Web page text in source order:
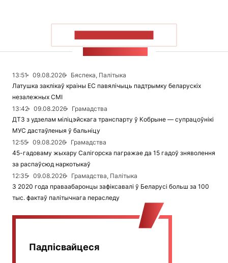
13:51 09.08.2026
Бяспека, Палітыка
Латушка заклікаў краіны ЕС павялічыць падтрымку беларускіх
незалежных СМІ
13:42
09.08.2026
Грамадства
ДТЗ з удзелам міліцэйскага транспарту ў Кобрыне — супрацоўнікі
МУС дастаўленыя ў бальніцу
12:55
09.08.2026
Грамадства
45-гадоваму жыхару Салігорска пагражае да 15 гадоў зняволення
за распаўсюд наркотыкаў
12:35
09.08.2026
Грамадства, Палітыка
З 2020 года праваабаронцы зафіксавалі ў Беларусі больш за 100
тыс. фактаў палітычнага пераследу
Падпісвайцеся